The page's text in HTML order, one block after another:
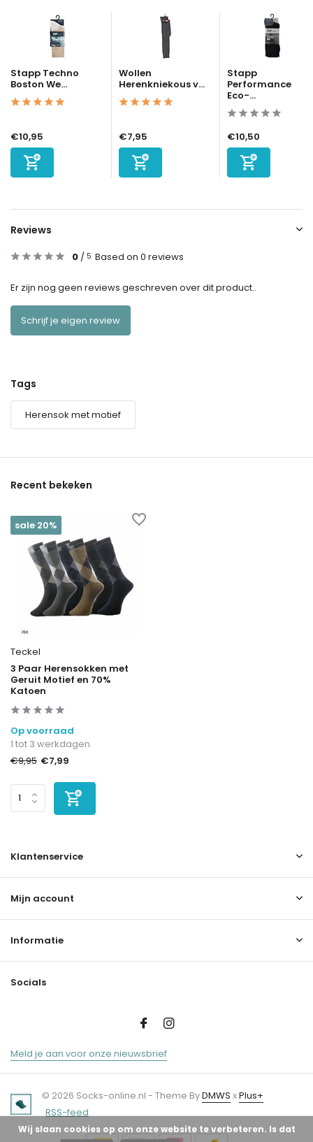
Stapp Techno
Boston We...
€10,95
Wollen
Herenkniekous v...
€7,95
Stapp
Performance
Eco-...
€10,50
Reviews
0 / 5 Based on 0 reviews
Er zijn nog geen reviews geschreven over dit product..
Schrijf je eigen review
Tags
Herensok met motief
Recent bekeken
sale 20%
Teckel
3 Paar Herensokken met
Geruit Motief en 70%
Katoen
Op voorraad
1 tot 3 werkdagen
€9,95 €7,99
Klantenservice
Mijn account
Informatie
Socials
Meld je aan voor onze nieuwsbrief
© 2026 Socks-online.nl - Theme ByDMWS xPlus+
RSS-feed
Wij slaan cookies op om onze website te verbeteren. Is dat